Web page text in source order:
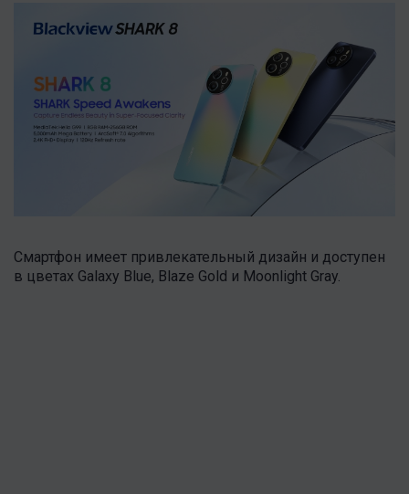
Смартфон имеет привлекательный дизайн и доступен
в цветах Galaxy Blue, Blaze Gold и Moonlight Gray.